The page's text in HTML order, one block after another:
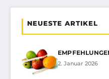
NEUESTE ARTIKEL
2. Januar 2026